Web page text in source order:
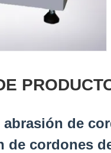
abrasión de
de cordones